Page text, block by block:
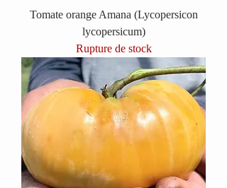
Tomate orange Amana (Lycopersicon
lycopersicum)
Rupture de stock